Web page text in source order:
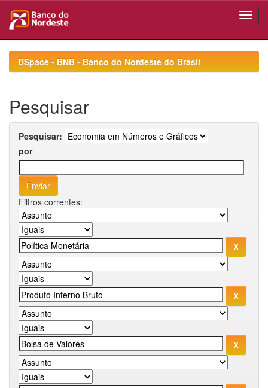
navigationDSpace - BNB - Banco do Nordeste do Brasil
Pesquisar
Pesquisar:
por
Filtros correntes: